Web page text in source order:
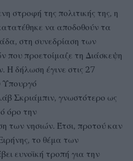
στροφή της πολιτικής της, η
να αποδοθούν τα
στη συνεδρίαση των
που προετοίμαζε τη Διάσκεψη
Η δήλωση έγινε στις 27
Υπουργό
Σκριάμπιν, γνωστότερο ως
όρο την
των νησιών. Έτσι, προτού καν
το θέμα των
ευνοϊκή τροπή για την